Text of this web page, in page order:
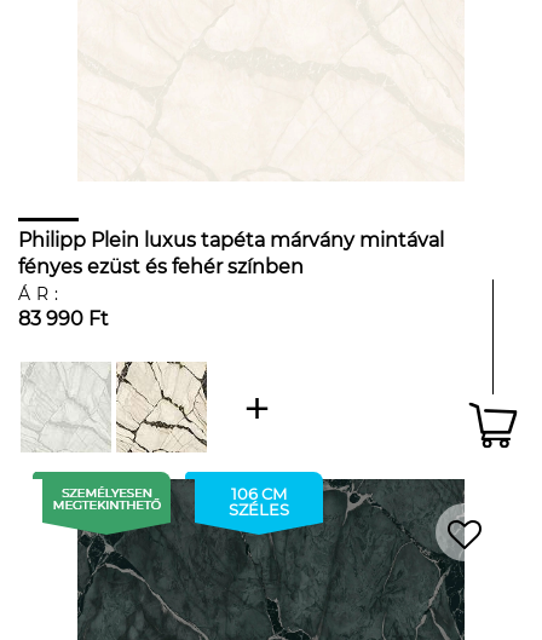
Philipp Plein luxus tapéta márvány mintával
fényes ezüst és fehér színben
ÁR:
83 990 Ft
106 CM
SZÉLES